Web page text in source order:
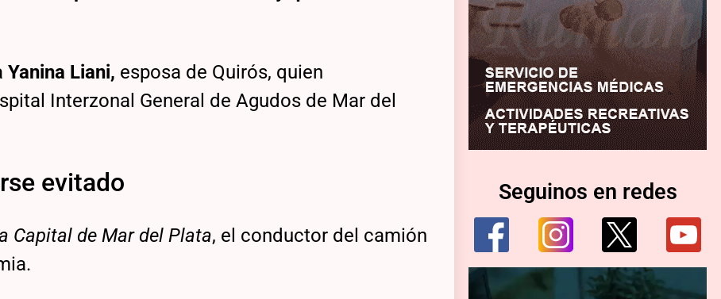
Yanina Liani, esposa de Quirós, quien
Interzonal General de Agudos de Mar del
evitado
Capital de Mar del Plata, el conductor del camión
Seguinos en redes